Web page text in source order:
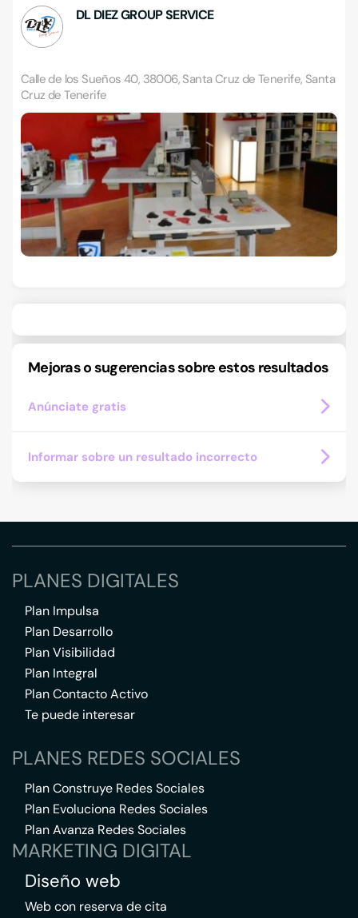
DL DIEZ GROUP SERVICE
Calle de los Sueños 40, 38006, Santa Cruz de Tenerife, Santa
Cruz de Tenerife
Mejoras o sugerencias sobre estos resultados
Anúnciate gratis
Informar sobre un resultado incorrecto
PLANES DIGITALES
Plan Impulsa
Plan Desarrollo
Plan Visibilidad
Plan Integral
Plan Contacto Activo
Te puede interesar
PLANES REDES SOCIALES
Plan Construye Redes Sociales
Plan Evoluciona Redes Sociales
Plan Avanza Redes Sociales
MARKETING DIGITAL
Diseño web
Web con reserva de cita